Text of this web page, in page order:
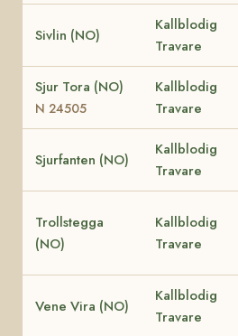
Sivlin (NO)
Kallblodig
Travare
Sjur Tora (NO)
N 24505
Kallblodig
Travare
Sjurfanten (NO)
Kallblodig
Travare
Trollstegga
(NO)
Kallblodig
Travare
Vene Vira (NO)
Kallblodig
Travare